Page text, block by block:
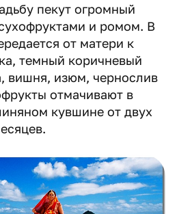
пекут огромный
и ромом. В
от матери к
темный коричневый
вишня, изюм, чернослив
отмачивают в
кувшине от двух